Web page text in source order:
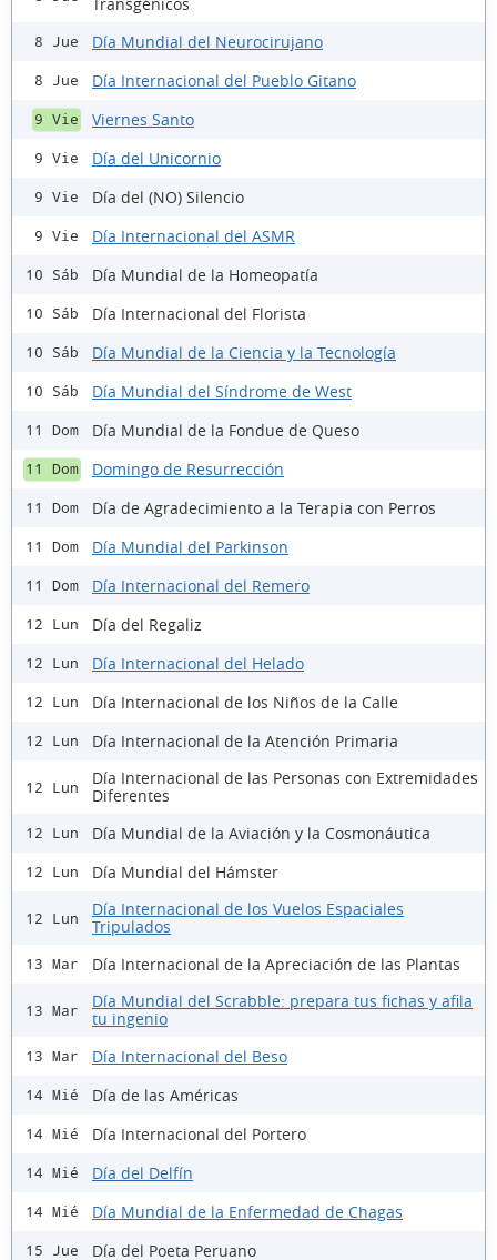
Transgénicos
8 Jue Día Mundial del Neurocirujano
8 Jue Día Internacional del Pueblo Gitano
9 Vie Viernes Santo
9 Vie Día del Unicornio
9 Vie Día del (NO) Silencio
9 Vie Día Internacional del ASMR
10 Sáb Día Mundial de la Homeopatía
10 Sáb Día Internacional del Florista
10 Sáb Día Mundial de la Ciencia y la Tecnología
10 Sáb Día Mundial del Síndrome de West
11 Dom Día Mundial de la Fondue de Queso
11 Dom Domingo de Resurrección
11 Dom Día de Agradecimiento a la Terapia con Perros
11 Dom Día Mundial del Parkinson
11 Dom Día Internacional del Remero
12 Lun Día del Regaliz
12 Lun Día Internacional del Helado
12 Lun Día Internacional de los Niños de la Calle
12 Lun Día Internacional de la Atención Primaria
12 Lun
Día Internacional de las Personas con Extremidades
Diferentes
12 Lun Día Mundial de la Aviación y la Cosmonáutica
12 Lun Día Mundial del Hámster
12 Lun
Día Internacional de los Vuelos Espaciales
Tripulados
13 Mar Día Internacional de la Apreciación de las Plantas
13 Mar
Día Mundial del Scrabble: prepara tus fichas y afila
tu ingenio
13 Mar Día Internacional del Beso
14 Mié Día de las Américas
14 Mié Día Internacional del Portero
14 Mié Día del Delfín
14 Mié Día Mundial de la Enfermedad de Chagas
15 Jue Día del Poeta Peruano